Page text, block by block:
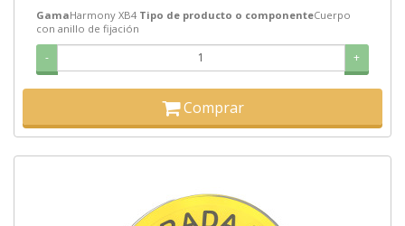
GamaHarmony XB4 Tipo de producto o componenteCuerpo
con anillo de fijación
- +
Comprar